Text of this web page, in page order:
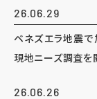
26.06.29
ベネズエラ地震
現地ニーズ調査を
26.06.26